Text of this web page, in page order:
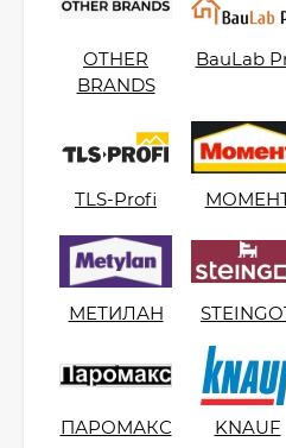
Kerabellezza Fuga
Cleaner Средство
эпоксидных
0,5 л.
1 400 ₽
OTHER
BRANDS
BauLab
TLS-Profi
МЕТИЛАН
ПАРОМАКС KNAUF